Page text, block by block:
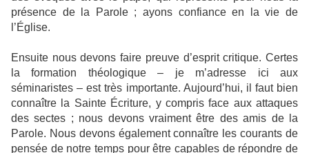
présence de la Parole ; ayons confiance en la vie de
l’Église.
Ensuite nous devons faire preuve d’esprit critique. Certes
la formation théologique – je m’adresse ici aux
séminaristes – est très importante. Aujourd’hui, il faut bien
connaître la Sainte Écriture, y compris face aux attaques
des sectes ; nous devons vraiment être des amis de la
Parole. Nous devons également connaître les courants de
pensée de notre temps pour être capables de répondre de